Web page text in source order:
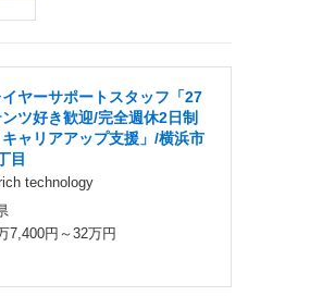
ヤーサポートスタッフ「27
ツ好き歓迎/完全週休2日制
キャリアアップ支援」/横浜市
目
technology
7,400円～32万円